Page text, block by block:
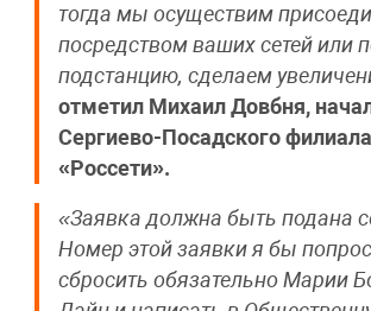
тогда мы осуществим
посредством ваших сетей или
подстанцию, сделаем
отметил Михаил Довбня,
Сергиево-Посадского
«Россети».
«Заявка должна быть подана
Номер этой заявки я бы
сбросить обязательно Марии